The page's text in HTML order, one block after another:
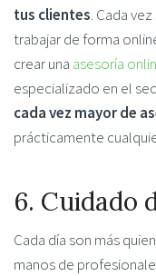
tus clientes. Cada
trabajar de forma
crear una asesoría
especializado en el
cada vez mayor de
prácticamente
6. Cuidado
Cada día son más
manos de